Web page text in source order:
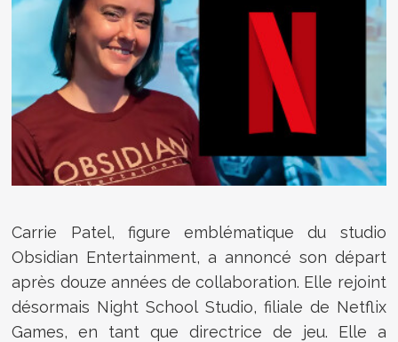
Carrie Patel, figure emblématique du studio
Obsidian Entertainment, a annoncé son départ
après douze années de collaboration. Elle rejoint
désormais Night School Studio, filiale de Netflix
Games, en tant que directrice de jeu. Elle a